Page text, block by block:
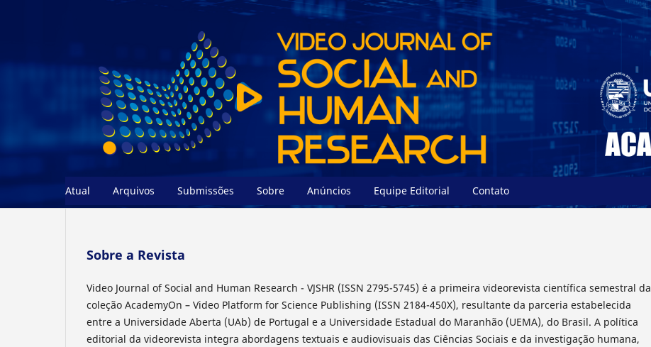
Atual Arquivos Submissões Sobre Anúncios Equipe Editorial Contato
Sobre a Revista
Video Journal of Social and Human Research - VJSHR (ISSN 2795-5745) é a primeira videorevista científica semestral da
coleção AcademyOn – Video Platform for Science Publishing (ISSN 2184-450X), resultante da parceria estabelecida
entre a Universidade Aberta (UAb) de Portugal e a Universidade Estadual do Maranhão (UEMA), do Brasil. A política
editorial da videorevista integra abordagens textuais e audiovisuais das Ciências Sociais e da investigação humana,